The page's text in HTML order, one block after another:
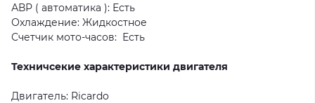
АВР ( автоматика ): Есть
Охлаждение: Жидкостное
Счетчик мото-часов: Есть
Техничсекие характеристики двигателя
Двигатель: Ricardo